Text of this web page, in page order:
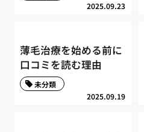
2025.09.23
薄毛治療を始める前に
口コミを読む理由
2025.09.19
未分類